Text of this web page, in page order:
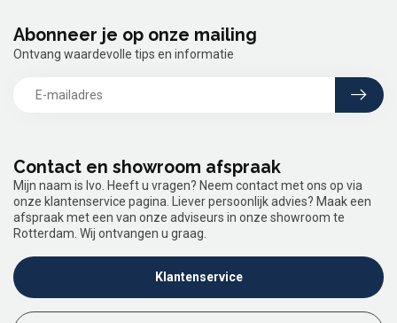
Contact en showroom afspraak
Mijn naam is Ivo. Heeft u vragen? Neem contact met ons op via
onze klantenservice pagina. Liever persoonlijk advies? Maak een
afspraak met een van onze adviseurs in onze showroom te
Rotterdam. Wij ontvangen u graag.
Klantenservice
Abonneer je op onze mailing
Ontvang waardevolle tips en informatie